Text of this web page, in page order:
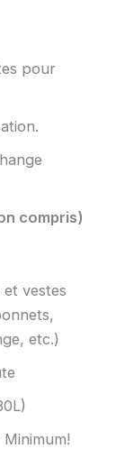
pour
compris)
vestes
etc.)